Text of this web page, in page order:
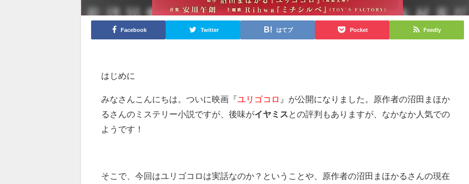
Facebook Twitter はてブ Pocket Feedly
はじめに
みなさんこんにちは。ついに映画『 ユリゴコロ 』が公開になりました。原作者の沼田まほか
るさんのミステリー小説ですが、後味がイヤミス との評判もありますが、なかなか人気での
ようです！
そこで、今回はユリゴコロは実話なのか？ということや、原作者の沼田まほかるさんの現在